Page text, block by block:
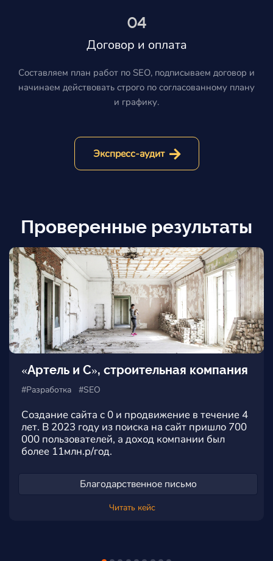
04
Договор и оплата
Составляем план работ по SEO, подписываем договор и
начинаем действовать строго по согласованному плану
и графику.
Экспресс-аудит
Проверенные результаты
«Артель и С», строительная компания
#Разработка #SEO
Создание сайта с 0 и продвижение в течение 4
лет. В 2023 году из поиска на сайт пришло 700
000 пользователей, а доход компании был
более 11млн.р/год.
Благодарственное письмо
Читать кейс